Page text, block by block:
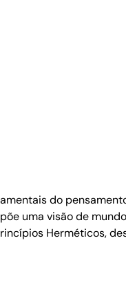
do
uma visão de
Herméticos,